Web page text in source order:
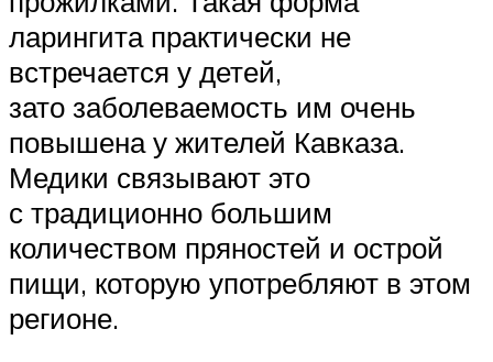
ларингита практически не
встречается у детей,
зато заболеваемость им очень
повышена у жителей Кавказа.
Медики связывают это
с традиционно большим
количеством пряностей и острой
пищи, которую употребляют в этом
регионе.